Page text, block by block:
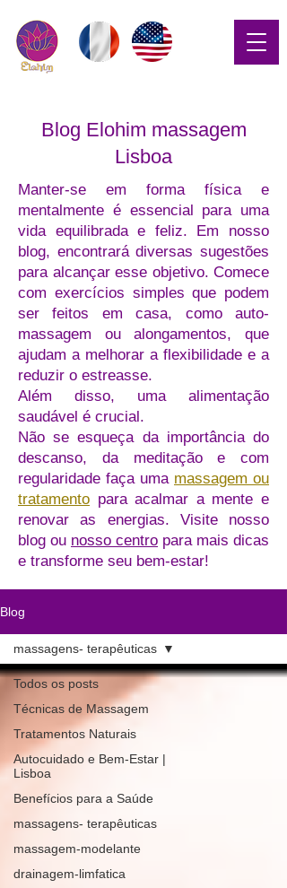
Blog Elohim massagem
Lisboa
Manter-se em forma física e
mentalmente é essencial para uma
vida equilibrada e feliz. Em nosso
blog, encontrará diversas sugestões
para alcançar esse objetivo. Comece
com exercícios simples que podem
ser feitos em casa, como auto-
massagem ou alongamentos, que
ajudam a melhorar a flexibilidade e a
reduzir o estreasse.
Além disso, uma alimentação
saudável é crucial.
Não se esqueça da importância do
descanso, da meditação e com
regularidade faça uma massagem ou
tratamento para acalmar a mente e
renovar as energias. Visite nosso
blog ou nosso centro para mais dicas
e transforme seu bem-estar!
Blog
Todos os posts
Técnicas de Massagem
Tratamentos Naturais
Autocuidado e Bem-Estar |
Lisboa
Benefícios para a Saúde
massagens- terapêuticas
massagem-modelante
drainagem-limfatica
massagens- terapêuticas